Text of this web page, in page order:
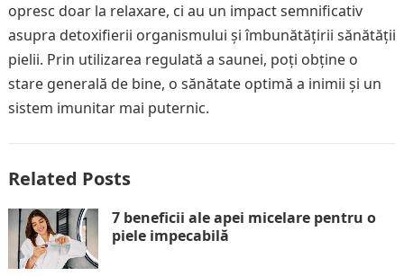
opresc doar la relaxare, ci au un impact semnificativ
asupra detoxifierii organismului și îmbunătățirii sănătății
pielii. Prin utilizarea regulată a saunei, poți obține o
stare generală de bine, o sănătate optimă a inimii și un
sistem imunitar mai puternic.
Related Posts
7 beneficii ale apei micelare pentru o
piele impecabilă